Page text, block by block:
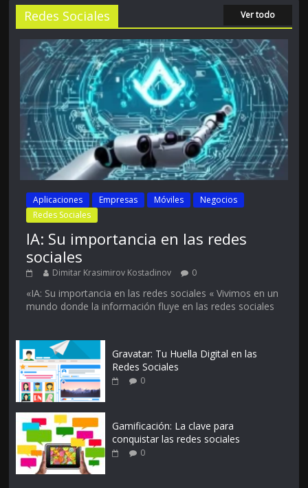
Redes Sociales Ver todo
Aplicaciones Empresas Móviles
Negocios
Redes Sociales
IA: Su importancia en las redes
sociales
Dimitar Krasimirov Kostadinov 0
«IA: Su importancia en las redes sociales « Vivimos en un
mundo donde la información fluye en las redes sociales
Gravatar: Tu Huella Digital en las
Redes Sociales
0
Gamificación: La clave para
conquistar las redes sociales
0